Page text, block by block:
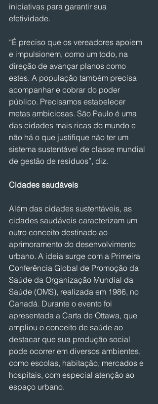
iniciativas para garantir sua
efetividade.
“É preciso que os vereadores apoiem
e impulsionem, como um todo, na
direção de avançar planos como
estes. A população também precisa
acompanhar e cobrar do poder
público. Precisamos estabelecer
metas ambiciosas. São Paulo é uma
das cidades mais ricas do mundo e
não há o que justifique não ter um
sistema sustentável de classe mundial
de gestão de resíduos”, diz.
Cidades saudáveis
Além das cidades sustentáveis, as
cidades saudáveis caracterizam um
outro conceito destinado ao
aprimoramento do desenvolvimento
urbano. A ideia surge com a Primeira
Conferência Global de Promoção da
Saúde da Organização Mundial da
Saúde (OMS), realizada em 1986, no
Canadá. Durante o evento foi
apresentada a Carta de Ottawa, que
ampliou o conceito de saúde ao
destacar que sua produção social
pode ocorrer em diversos ambientes,
como escolas, habitação, mercados e
hospitais, com especial atenção ao
espaço urbano.